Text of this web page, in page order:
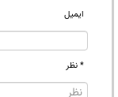
ایمیل
* نظر